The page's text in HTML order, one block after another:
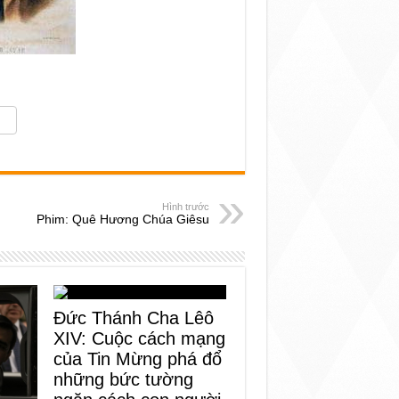
Hình trước
Phim: Quê Hương Chúa Giêsu
Đức Thánh Cha Lêô
XIV: Cuộc cách mạng
của Tin Mừng phá đổ
những bức tường